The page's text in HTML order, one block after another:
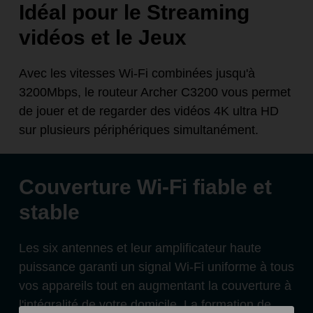
Idéal pour le Streaming
vidéos et le Jeux
Avec les vitesses Wi-Fi combinées jusqu'à
3200Mbps, le routeur Archer C3200 vous permet
de jouer et de regarder des vidéos 4K ultra HD
sur plusieurs périphériques simultanément.
Couverture Wi-Fi fiable et
stable
Les six antennes et leur amplificateur haute
puissance garanti un signal Wi-Fi uniforme à tous
vos appareils tout en augmentant la couverture à
l'intégralité de votre domicile. La formation de